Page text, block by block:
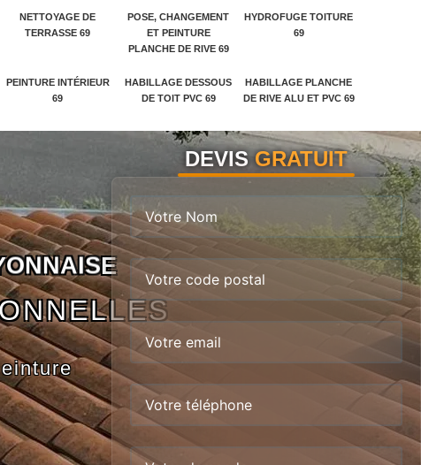
NETTOYAGE DE
TERRASSE 69
POSE, CHANGEMENT
ET PEINTURE
PLANCHE DE RIVE 69
HYDROFUGE TOITURE
69
PEINTURE INTÉRIEUR
69
HABILLAGE DESSOUS
DE TOIT PVC 69
HABILLAGE PLANCHE
DE RIVE ALU ET PVC 69
ONNAISE
DEVISGRATUIT